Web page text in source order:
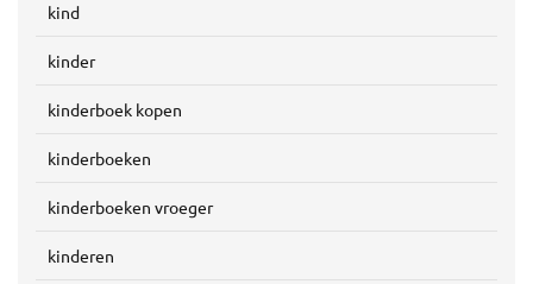
kind
kinder
kinderboek kopen
kinderboeken
kinderboeken vroeger
kinderen